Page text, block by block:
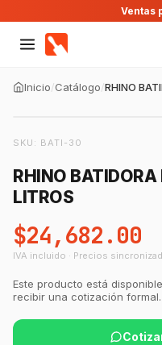
Ventas
Inicio/Catálogo/
SKU: BATI-30
RHINO
LITROS
$24,682.00
IVA incluido · Precios
Este producto está
recibir una cotización formal.